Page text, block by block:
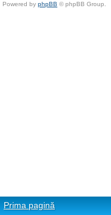
Powered by phpBB © phpBB Group.
Prima pagină